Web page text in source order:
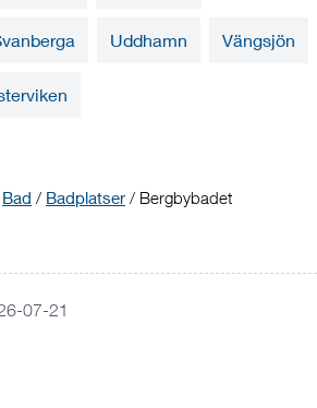
Uddhamn Vängsjön
Bad / Badplatser / Bergbybadet
07-21